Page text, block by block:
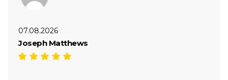
07.08.2026
Joseph Matthews